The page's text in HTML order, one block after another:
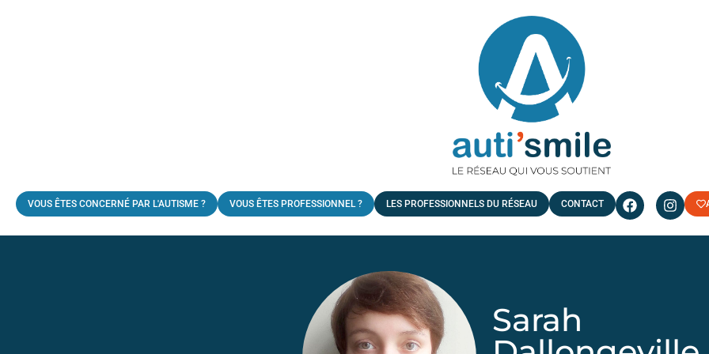
VOUS ÊTES CONCERNÉ PAR L'AUTISME ? VOUS ÊTES PROFESSIONNEL ? LES PROFESSIONNELS DU RÉSEAU CONTACT
Sarah